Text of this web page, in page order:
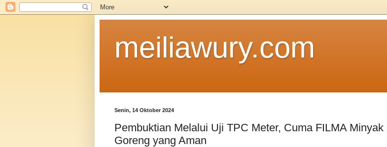
meiliawury.com
Senin, 14 Oktober 2024
Pembuktian Melalui Uji TPC Meter, Cuma FILMA Minyak
Goreng yang Aman